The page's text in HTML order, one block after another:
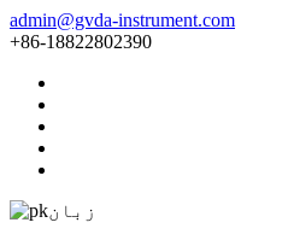
admin@gvda-instrument.com
+86-18822802390
زبان